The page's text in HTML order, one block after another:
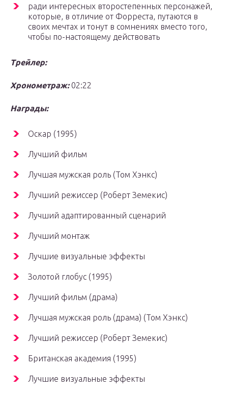
ради интересных второстепенных персонажей,
которые, в отличие от Форреста, путаются в
своих мечтах и тонут в сомнениях вместо того,
чтобы по-настоящему действовать
Трейлер:
Хронометраж:02:22
Награды:
Оскар (1995)
Лучший фильм
Лучшая мужская роль (Том Хэнкс)
Лучший режиссер (Роберт Земекис)
Лучший адаптированный сценарий
Лучший монтаж
Лучшие визуальные эффекты
Золотой глобус (1995)
Лучший фильм (драма)
Лучшая мужская роль (драма) (Том Хэнкс)
Лучший режиссер (Роберт Земекис)
Британская академия (1995)
Лучшие визуальные эффекты